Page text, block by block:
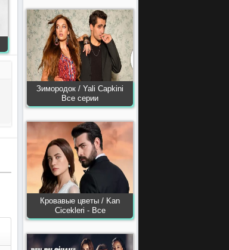
Зимородок / Yali Capkini
Все серии
Кровавые цветы / Kan
Сiсekleri - Все